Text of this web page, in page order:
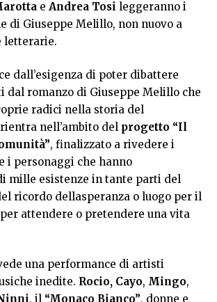
e Andrea Tosi leggeranno i
di Giuseppe Melillo, non nuovo a
letterarie.
dall’esigenza di poter dibattere
dal romanzo di Giuseppe Melillo che
radici nella storia del
nell’ambito del progetto “Il
, finalizzato a rivedere i
i personaggi che hanno
mille esistenze in tante parti del
ricordo dellasperanza o luogo per il
attendere o pretendere una vita
una performance di artisti
inedite. Rocio, Cayo, Mingo,
, il “Monaco Bianco”, donne e